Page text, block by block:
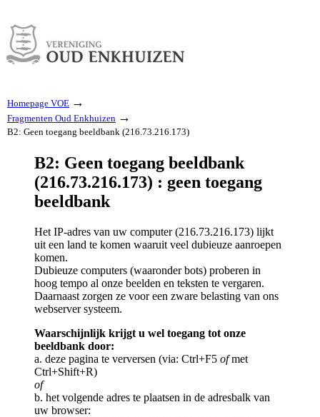
Homepage VOE →
Fragmenten Oud Enkhuizen →
B2: Geen toegang beeldbank (216.73.216.173)
B2: Geen toegang beeldbank
(216.73.216.173) : geen toegang
beeldbank
Het IP-adres van uw computer (216.73.216.173) lijkt
uit een land te komen waaruit veel dubieuze aanroepen
komen.
Dubieuze computers (waaronder bots) proberen in
hoog tempo al onze beelden en teksten te vergaren.
Daarnaast zorgen ze voor een zware belasting van ons
webserver systeem.
Waarschijnlijk krijgt u wel toegang tot onze
beeldbank door:
a. deze pagina te verversen (via: Ctrl+F5 ofmet
Ctrl+Shift+R)
of
b. het volgende adres te plaatsen in de adresbalk van
uw browser: